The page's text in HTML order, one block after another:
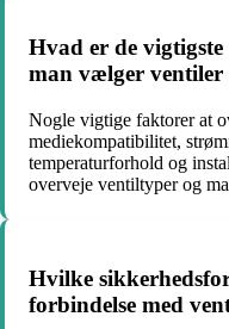
Hvad er de
man vælger
Nogle vigtige faktorer at
mediekompatibilitet,
temperaturforhold og
overveje ventiltyper og
Hvilke
forbindelse med